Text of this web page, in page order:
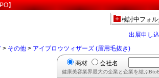
】
検討中フォル
出展申し
> その他 > アイブロウツィザーズ (眉用毛抜き)
商材 会社名
健康美容業界最大の企業と企業を結ぶ